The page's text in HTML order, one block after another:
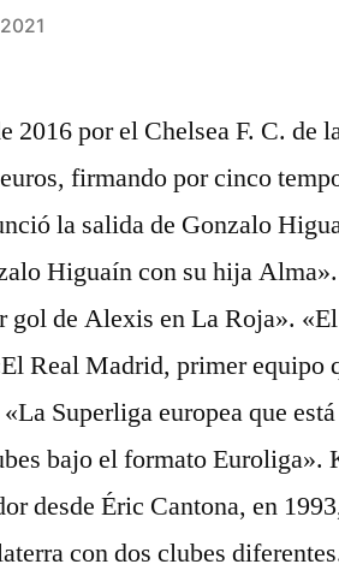
2016 por el Chelsea F. C. de
firmando por cinco
la salida de Gonzalo
Higuaín con su hija
gol de Alexis en La Roja».
Real Madrid, primer equipo
Superliga europea que
bajo el formato Euroliga».
desde Éric Cantona, en
con dos clubes